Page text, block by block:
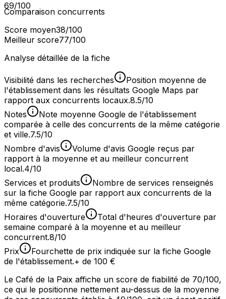
69/100
Comparaison concurrents
Score moyen38/100
Meilleur score77/100
Analyse détaillée de la fiche
Visibilité dans les recherches
Position moyenne de
l'établissement dans les résultats Google Maps par
rapport aux concurrents locaux.8.5/10
Notes
Note moyenne Google de l'établissement
comparée à celle des concurrents de la même catégorie
et ville.7.5/10
Nombre d'avis
Volume d'avis Google reçus par
rapport à la moyenne et au meilleur concurrent
local.4/10
Services et produits
Nombre de services renseignés
sur la fiche Google par rapport aux concurrents de la
même catégorie.7.5/10
Horaires d'ouverture
Total d'heures d'ouverture par
semaine comparé à la moyenne et au meilleur
concurrent.8/10
Prix
Fourchette de prix indiquée sur la fiche Google
de l'établissement.+ de 100 €
Le Café de la Paix affiche un score de fiabilité de 70/100,
ce qui le positionne nettement au-dessus de la moyenne